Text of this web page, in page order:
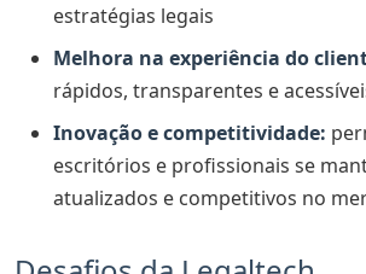
estratégias legais
Melhora na experiência do
rápidos, transparentes e
Inovação e competitividade:
escritórios e profissionais se
atualizados e competitivos no